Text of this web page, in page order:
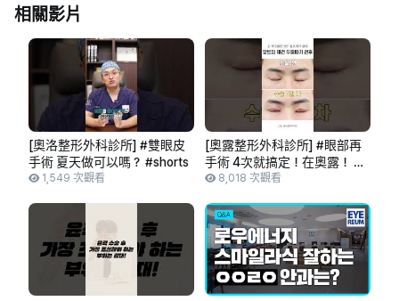
相關影片
[奧洛整形外科診所] #雙眼皮
手術 夏天做可以嗎？ #shorts
1,549 次觀看
[奧露整形外科診所] #眼部再
手術 4次就搞定！在奧露！ #
困難眼型也沒問題！ #雙眼皮
精準展現！ #shorts
8,018 次觀看